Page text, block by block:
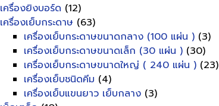
เครื่องยิงบอร์ด (12)
เครื่องเย็บกระดาษ (63)
เครื่องเย็บกระดาษขนาดกลาง (100 แผ่น ) (3)
เครื่องเย็บกระดาษขนาดเล็ก (30 แผ่น ) (30)
เครื่องเย็บกระดาษขนาดใหญ่ ( 240 แผ่น ) (23)
เครื่องเย็บชนิดคีม (4)
เครื่องเย็บแขนยาว เย็บกลาง (3)